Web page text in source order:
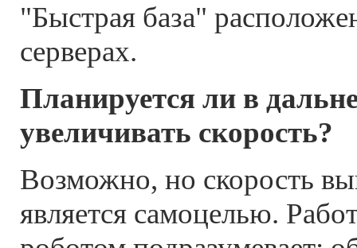
"Быстрая база"
серверах.
Планируется ли в
увеличивать скорость?
Возможно, но скорость
является самоцелью.